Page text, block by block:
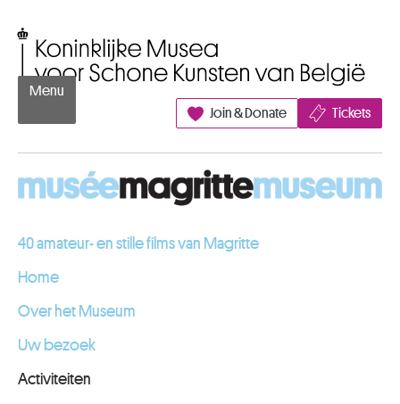
Menu
Join & Donate
Tickets
40 amateur- en stille films van Magritte
Home
Over het Museum
Uw bezoek
Activiteiten